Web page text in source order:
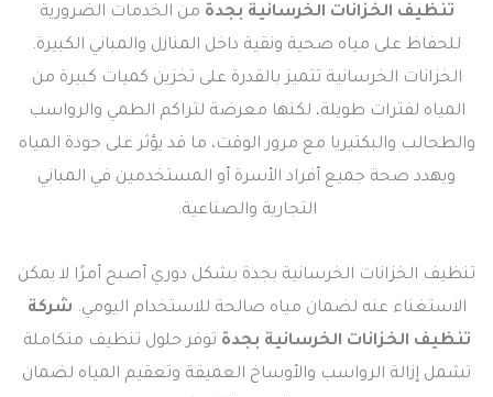
تنظيف الخزانات الخرسانية بجدة من الخدمات الضرورية
للحفاظ على مياه صحية ونقية داخل المنازل والمباني الكبيرة.
الخزانات الخرسانية تتميز بالقدرة على تخزين كميات كبيرة من
المياه لفترات طويلة، لكنها معرضة لتراكم الطمي والرواسب
والطحالب والبكتيريا مع مرور الوقت، ما قد يؤثر على جودة المياه
ويهدد صحة جميع أفراد الأسرة أو المستخدمين في المباني
التجارية والصناعية.
تنظيف الخزانات الخرسانية بجدة بشكل دوري أصبح أمرًا لا يمكن
الاستغناء عنه لضمان مياه صالحة للاستخدام اليومي. شركة
تنظيف الخزانات الخرسانية بجدة توفر حلول تنظيف متكاملة
تشمل إزالة الرواسب والأوساخ العميقة وتعقيم المياه لضمان